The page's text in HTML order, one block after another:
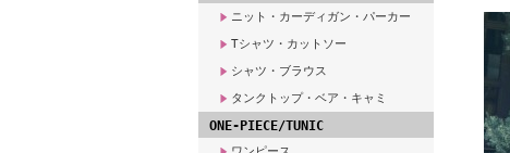
ニット・カーディガン・パーカー
Tシャツ・カットソー
シャツ・ブラウス
タンクトップ・ベア・キャミ
ONE-PIECE/TUNIC